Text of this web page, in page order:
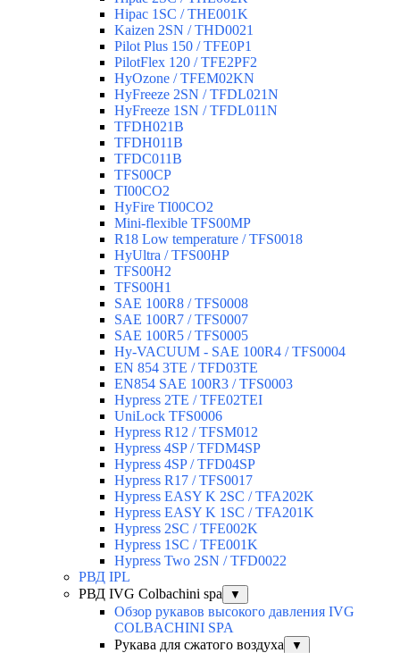
Hipac 1SC / THE001K
Kaizen 2SN / THD0021
Pilot Plus 150 / TFE0P1
PilotFlex 120 / TFE2PF2
HyOzone / TFEM02KN
HyFreeze 2SN / TFDL021N
HyFreeze 1SN / TFDL011N
TFDH021B
TFDH011B
TFDC011B
TFS00CP
TI00CO2
HyFire TI00CO2
Mini-flexible TFS00MP
R18 Low temperature / TFS0018
HyUltra / TFS00HP
TFS00H2
TFS00H1
SAE 100R8 / TFS0008
SAE 100R7 / TFS0007
SAE 100R5 / TFS0005
Hy-VACUUM - SAE 100R4 / TFS0004
EN 854 3TE / TFD03TE
EN854 SAE 100R3 / TFS0003
Hypress 2TE / TFE02TEI
UniLock TFS0006
Hypress R12 / TFSM012
Hypress 4SP / TFDM4SP
Hypress 4SP / TFD04SP
Hypress R17 / TFS0017
Hypress EASY K 2SC / TFA202K
Hypress EASY K 1SC / TFA201K
Hypress 2SC / TFE002K
Hypress 1SC / TFE001K
Hypress Two 2SN / TFD0022
РВД IPL
РВД IVG Colbachini spa
▼
Обзор рукавов высокого давления IVG
COLBACHINI SPA
Рукава для сжатого воздуха
▼